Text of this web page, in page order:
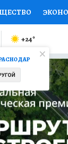
Я ЗНАЮ
КОНКУРСЫ
+24°